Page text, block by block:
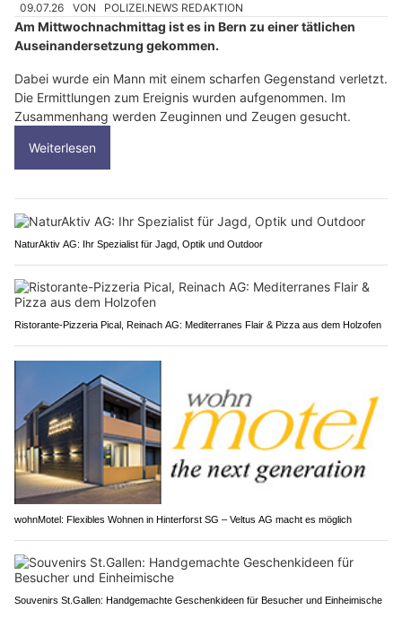
09.07.26 VON POLIZEI.NEWS REDAKTION
Am Mittwochnachmittag ist es in Bern zu einer tätlichen
Auseinandersetzung gekommen.
Dabei wurde ein Mann mit einem scharfen Gegenstand verletzt.
Die Ermittlungen zum Ereignis wurden aufgenommen. Im
Zusammenhang werden Zeuginnen und Zeugen gesucht.
Weiterlesen
NaturAktiv AG: Ihr Spezialist für Jagd, Optik und Outdoor
Ristorante-Pizzeria Pical, Reinach AG: Mediterranes Flair & Pizza aus dem Holzofen
wohnMotel: Flexibles Wohnen in Hinterforst SG – Veltus AG macht es möglich
Souvenirs St.Gallen: Handgemachte Geschenkideen für Besucher und Einheimische